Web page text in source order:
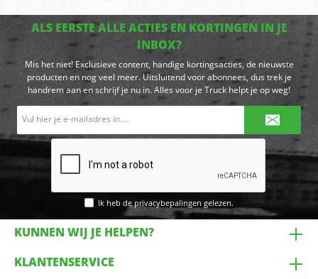
ALS EERSTE ALLE ACTIES EN KORTINGEN IN JE
INBOX?
Mis het niet! Exclusieve content, handige kortingsacties, de nieuwste
producten en nog veel meer. Uitsluitend voor abonnees, dus trek je
handrem aan en schrijf je nu in. Alles voor je Truck helpt je op weg!
Ik heb deprivacybepalingen gelezen.
KUNNEN WIJ JE HELPEN?
KLANTENSERVICE